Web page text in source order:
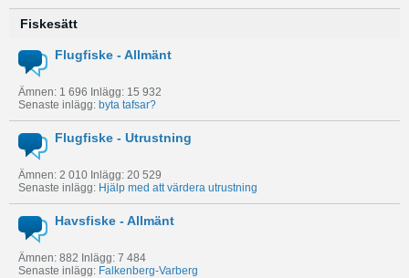
Fiskesätt
Flugfiske - Allmänt
Ämnen: 1 696 Inlägg: 15 932
Senaste inlägg: byta tafsar?
Flugfiske - Utrustning
Ämnen: 2 010 Inlägg: 20 529
Senaste inlägg: Hjälp med att värdera utrustning
Havsfiske - Allmänt
Ämnen: 882 Inlägg: 7 484
Senaste inlägg: Falkenberg-Varberg